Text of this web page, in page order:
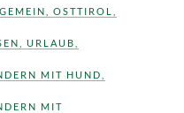
OSTTIROL
URLAUB
MIT HUND
MIT